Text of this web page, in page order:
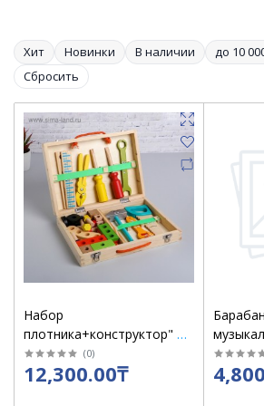
Хит Новинки В наличии до 10
Сбросить
Набор
плотника+конструктор" в
чемодане/7х30х23см/
4725915
(0)
12,300.00₸